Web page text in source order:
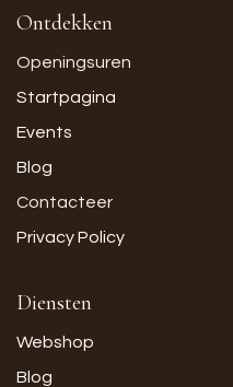
Ontdekken
Openingsuren
Startpagina
Events
Blog
Contacteer
Privacy Policy
Diensten
Webshop
Blog